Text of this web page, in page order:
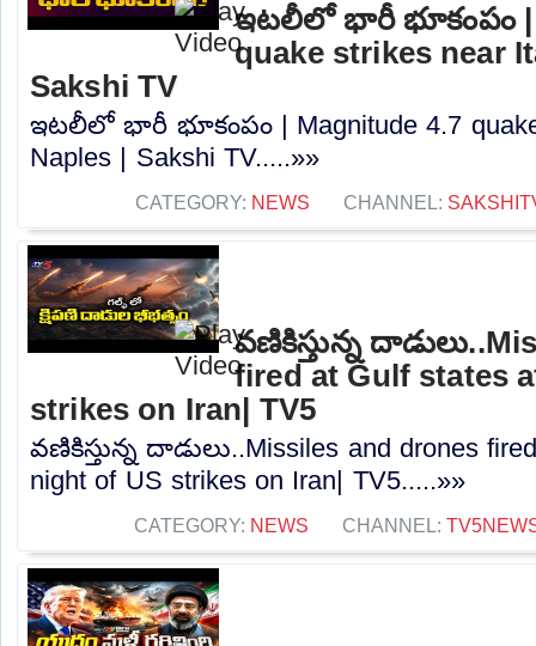
ఇటలీలో భారీ భూకంపం |
quake strikes near
Sakshi TV
ఇటలీలో భారీ భూకంపం | Magnitude 4.7
Naples | Sakshi TV.....»»
CATEGORY: NEWS CHANNEL:
వణికిస్తున్న
fired at Gulf states
strikes on Iran| TV5
వణికిస్తున్న దాడులు..Missiles and drones
night of US strikes on Iran| TV5.....»»
CATEGORY: NEWS CHANNEL: